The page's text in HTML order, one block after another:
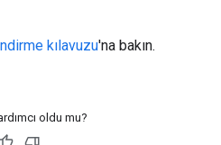
kılavuzu'na bakın.
oldu mu?